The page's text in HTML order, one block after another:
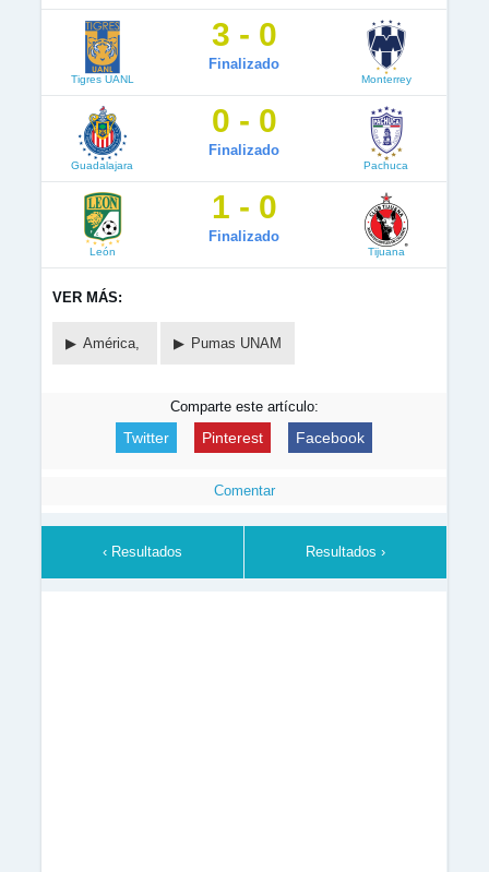
Tigres UANL
3 - 0
Finalizado
Monterrey
Guadalajara
0 - 0
Finalizado
Pachuca
León
1 - 0
Finalizado
Tijuana
VER MÁS:
América, Pumas UNAM
Comparte este artículo:
Twitter Pinterest Facebook
Comentar
‹ Resultados Resultados ›